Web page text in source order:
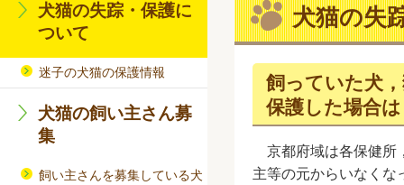
犬猫の失踪・保護に
ついて
迷子の犬猫の保護情報
犬猫の飼い主さん募
集
飼い主さんを募集している犬
犬猫の失
飼っていた犬
保護した場合
京都府域は各保健所
主等の元からいなくな